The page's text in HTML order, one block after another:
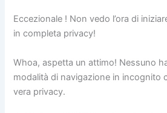
Eccezionale ! Non vedo l’ora di
in completa privacy!
Whoa, aspetta un attimo! Nessuno
modalità di navigazione in incognito
vera privacy.